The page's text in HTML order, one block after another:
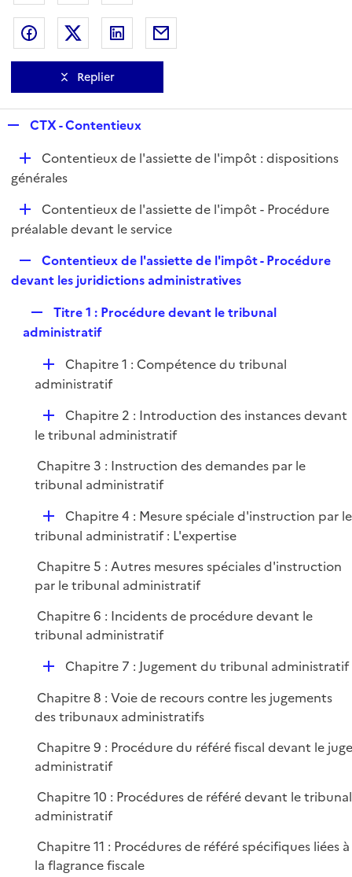
Partager sur Facebook
Partager sur Twitter
Partager sur LinkedIn
Replier
p
l
i
e
r
CTX - Contentieux
D
é
i
Contentieux de l'assiette de l'impôt : dispositions
générales
D
é
i
Contentieux de l'assiette de l'impôt - Procédure
préalable devant le service
e
l
i
Contentieux de l'assiette de l'impôt - Procédure
devant les juridictions administratives
e
l
i
e
r
Titre 1 : Procédure devant le tribunal
administratif
D
é
i
r
Chapitre 1 : Compétence du tribunal
administratif
D
é
l
i
Chapitre 2 : Introduction des instances devant
le tribunal administratif
Chapitre 3 : Instruction des demandes par le
tribunal administratif
D
é
l
i
e
r
Chapitre 4 : Mesure spéciale d'instruction par le
tribunal administratif : L'expertise
Chapitre 5 : Autres mesures spéciales d'instruction
par le tribunal administratif
Chapitre 6 : Incidents de procédure devant le
tribunal administratif
D
p
l
i
e
Chapitre 7 : Jugement du tribunal administratif
Chapitre 8 : Voie de recours contre les jugements
des tribunaux administratifs
Chapitre 9 : Procédure du référé fiscal devant le
administratif
Chapitre 10 : Procédures de référé devant le tribunal
administratif
Chapitre 11 : Procédures de référé spécifiques liées à
la flagrance fiscale